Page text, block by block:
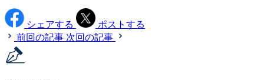
シェアする
ポストする
前回の記事 次回の記事